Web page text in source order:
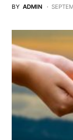
BY ADMIN